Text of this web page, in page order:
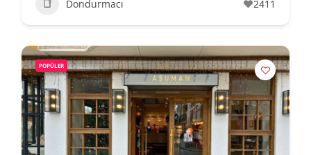
Dondurmacı 2411
POPÜLER